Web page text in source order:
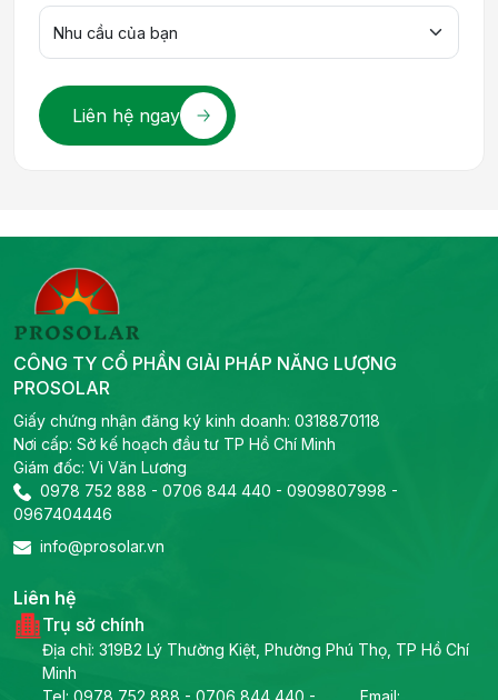
Liên hệ ngay
CÔNG TY CỔ PHẦN GIẢI PHÁP NĂNG LƯỢNG
PROSOLAR
Giấy chứng nhận đăng ký kinh doanh: 0318870118
Nơi cấp: Sở kế hoạch đầu tư TP Hồ Chí Minh
Giám đốc: Vi Văn Lương
0978 752 888 - 0706 844 440 - 0909807998 -
0967404446
info@prosolar.vn
Liên hệ
Trụ sở chính
Địa chỉ: 319B2 Lý Thường Kiệt, Phường Phú Thọ, TP Hồ Chí
Minh